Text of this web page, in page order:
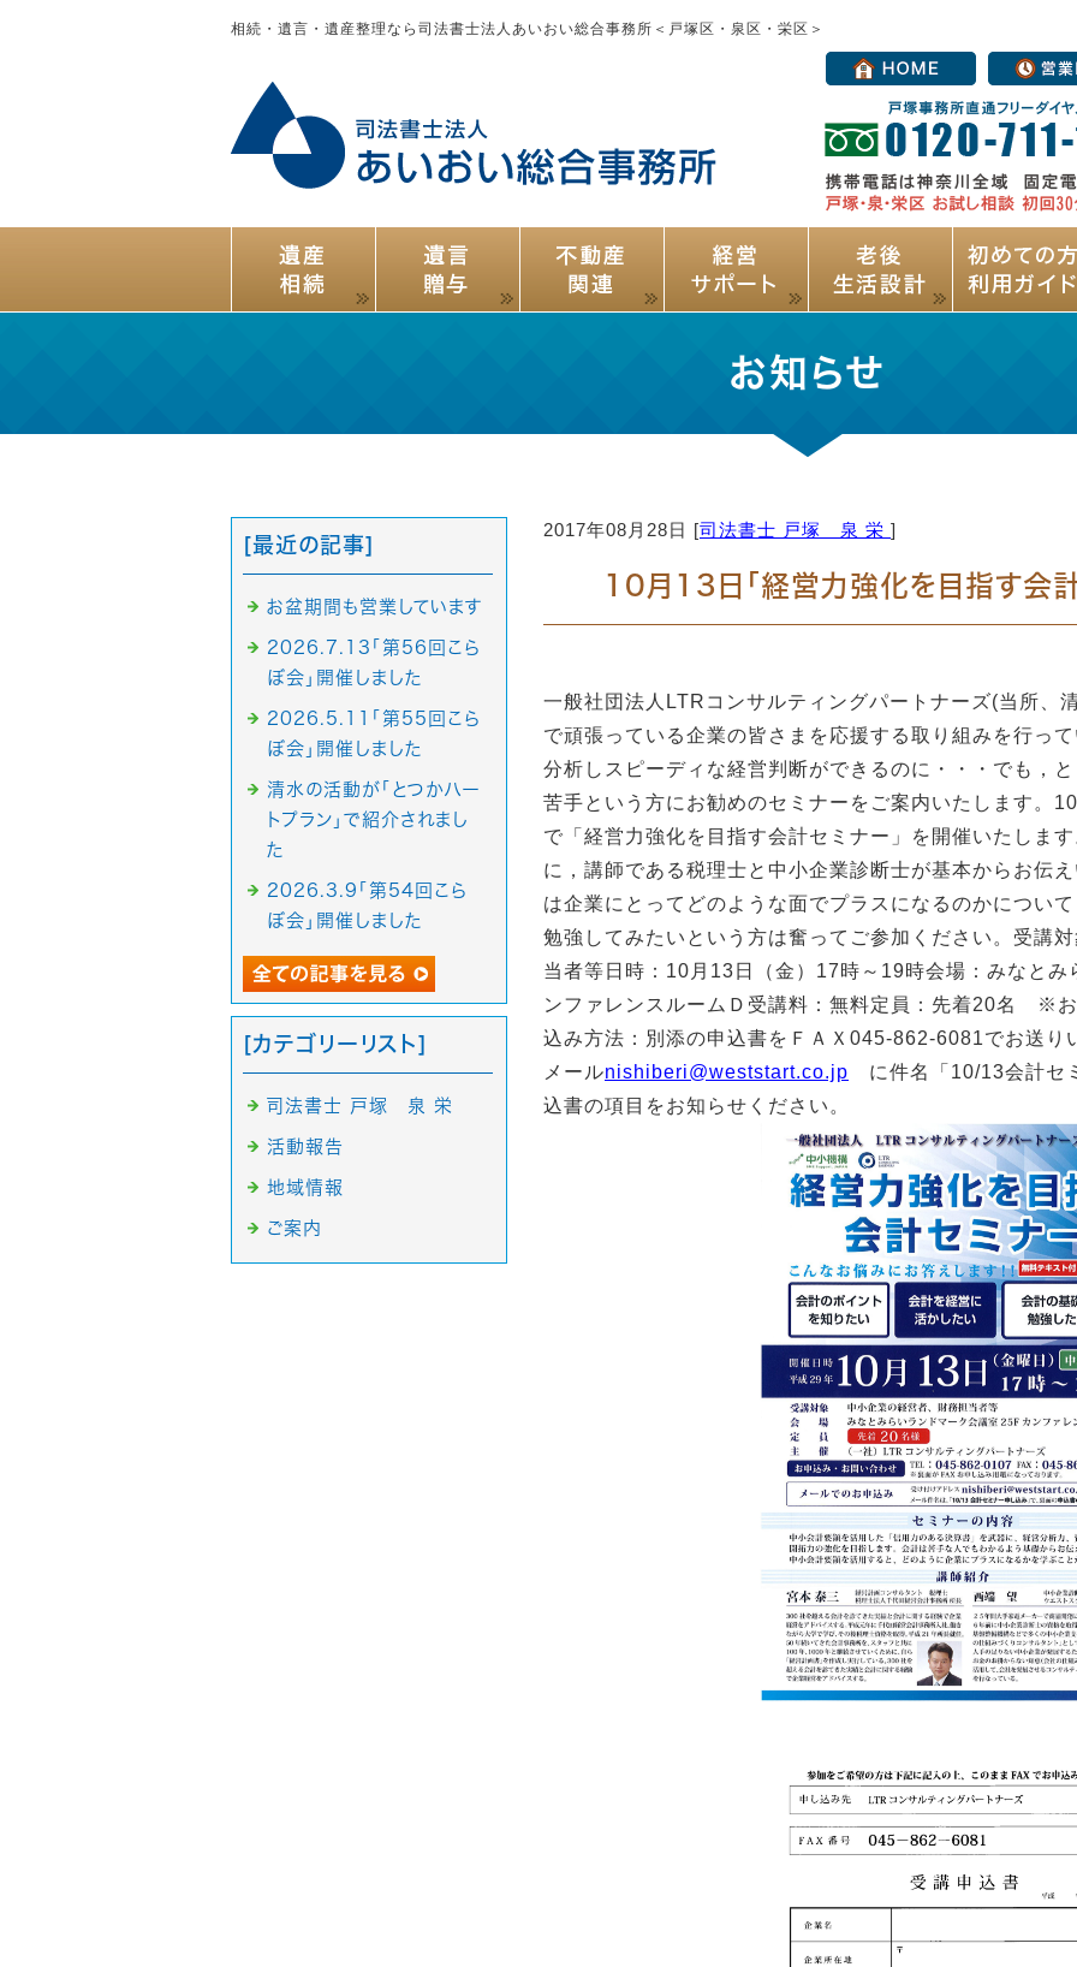
相続・遺言・遺産整理なら司法書士法人あいおい総合事務所＜戸塚区・泉区・栄区＞
お知らせ
2017年08月28日 [司法書士 戸塚 泉 栄 ]
10月13日「経営力強化を目指す会
一般社団法人LTRコンサルティングパートナーズ(当所、
で頑張っている企業の皆さまを応援する取り組みを行っ
分析しスピーディな経営判断ができるのに・・・でも，
苦手という方にお勧めのセミナーをご案内いたします。
で「経営力強化を目指す会計セミナー」を開催いたしま
に，講師である税理士と中小企業診断士が基本からお伝
は企業にとってどのような面でプラスになるのかについ
勉強してみたいという方は奮ってご参加ください。受講
当者等日時：10月13日（金）17時～19時会場：みなと
ンファレンスルームＤ受講料：無料定員：先着20名 ※
込み方法：別添の申込書をＦＡＸ045-862-
メールnishiberi@weststart.co.jp に件名「10/13会計セ
込書の項目をお知らせください。
[最近の記事]
お盆期間も営業しています
2026.7.13「第56回こら
ぼ会」開催しました
2026.5.11「第55回こら
ぼ会」開催しました
清水の活動が「とつかハー
トプラン」で紹介されまし
た
2026.3.9「第54回こら
ぼ会」開催しました
[カテゴリーリスト]
司法書士 戸塚 泉 栄
活動報告
地域情報
ご案内